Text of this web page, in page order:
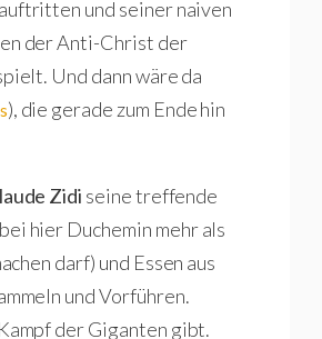
und seiner naiven
der Anti-Christ der
Und dann wäre da
), die gerade zum Ende hin
Zidi seine treffende
hier Duchemin mehr als
darf) und Essen aus
und Vorführen.
der Giganten gibt.